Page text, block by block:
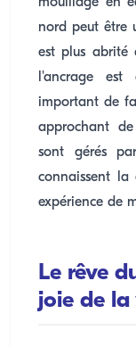
nord peut être
est plus abrité
l'ancrage
important de
approchant
sont gérés
connaissent
expérience de
Le rêve
joie de